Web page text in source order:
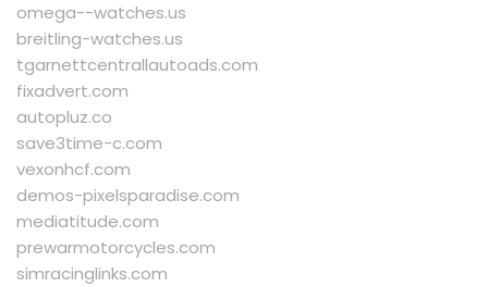
omega--watches.us
breitling-watches.us
tgarnettcentrallautoads.com
fixadvert.com
autopluz.co
save3time-c.com
vexonhcf.com
demos-pixelsparadise.com
mediatitude.com
prewarmotorcycles.com
simracinglinks.com